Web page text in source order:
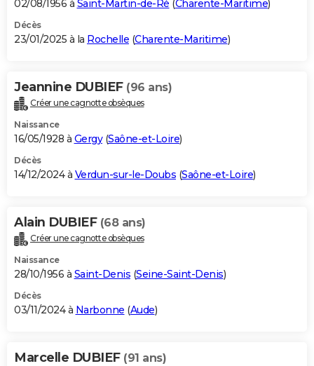
02/08/1956 à Saint-Martin-de-Ré (Charente-Maritime)
Décès
23/01/2025 à la Rochelle (Charente-Maritime)
Jeannine DUBIEF (96 ans)
Créer une cagnotte obsèques
Naissance
16/05/1928 à Gergy(Saône-et-Loire)
Décès
14/12/2024 à Verdun-sur-le-Doubs (Saône-et-Loire)
Alain DUBIEF (68 ans)
Créer une cagnotte obsèques
Naissance
28/10/1956 à Saint-Denis (Seine-Saint-Denis)
Décès
03/11/2024 à Narbonne (Aude)
Marcelle DUBIEF (91 ans)